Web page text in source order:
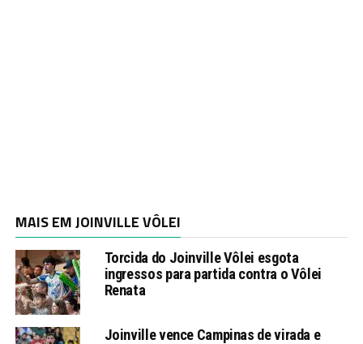
MAIS EM JOINVILLE VÔLEI
Torcida do Joinville Vôlei esgota
ingressos para partida contra o Vôlei
Renata
Joinville vence Campinas de virada e